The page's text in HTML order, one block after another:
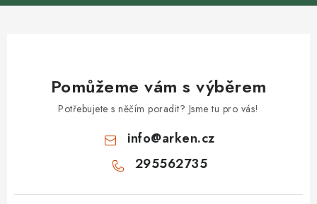
Pomůžeme vám s výběrem
Potřebujete s něčím poradit? Jsme tu pro vás!
info@arken.cz
295562735